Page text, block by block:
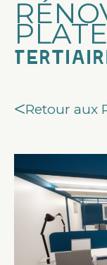
Retour aux